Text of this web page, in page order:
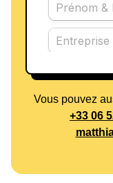
Vous pouvez
+33 06